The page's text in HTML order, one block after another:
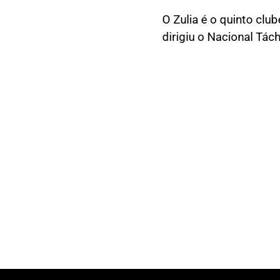
O Zulia é o quinto
dirigiu o Nacional